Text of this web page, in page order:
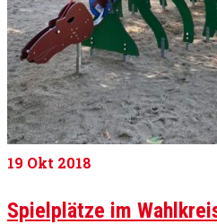
19 Okt 2018
Spielplätze im